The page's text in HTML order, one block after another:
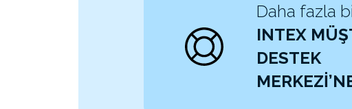
Daha fazla
INTEX
DESTEK